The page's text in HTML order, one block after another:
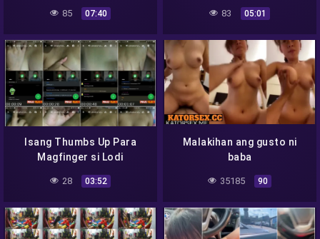
85 07:40 83 05:01
Isang Thumbs Up Para
Magfinger si Lodi
28 03:52
Malakihan ang gusto ni
baba
35185 90